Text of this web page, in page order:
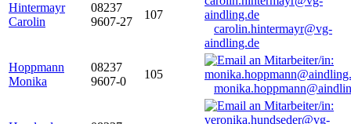
Hintermayr
Carolin
08237
9607-27
107
carolin.hintermayr@vg-
aindling.de
Hoppmann
Monika
08237
9607-0
105